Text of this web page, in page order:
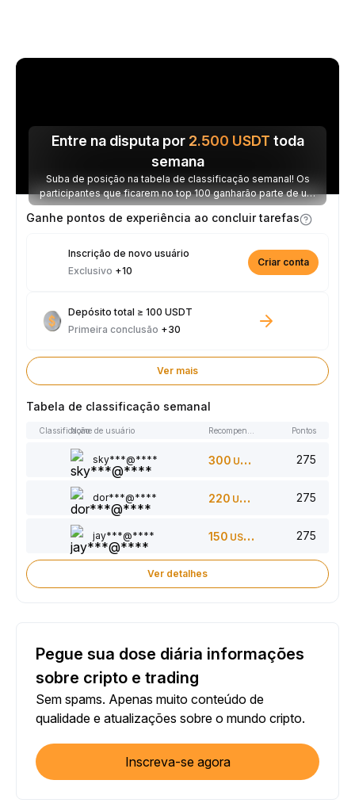
Entre na disputa por 2.500 USDT toda
semana
Suba de posição na tabela de classificação semanal! Os
participantes que ficarem no top 100 ganharão parte de um
prêmio de 2.500 USDT toda semana.
Ganhe pontos de experiência ao concluir tarefas
Inscrição de novo usuário
Exclusivo +10
Criar conta
Depósito total ≥ 100 USDT
Primeira conclusão +30
Ver mais
Tabela de classificação semanal
ClassificaçãoNome de usuário Pontos
sky***@**** 300 USDT 275
dor***@**** 220 USDT 275
jay***@**** 150 USDT 275
Ver detalhes
Pegue sua dose diária informações
sobre cripto e trading
Sem spams. Apenas muito conteúdo de
qualidade e atualizações sobre o mundo cripto.
Inscreva-se agora